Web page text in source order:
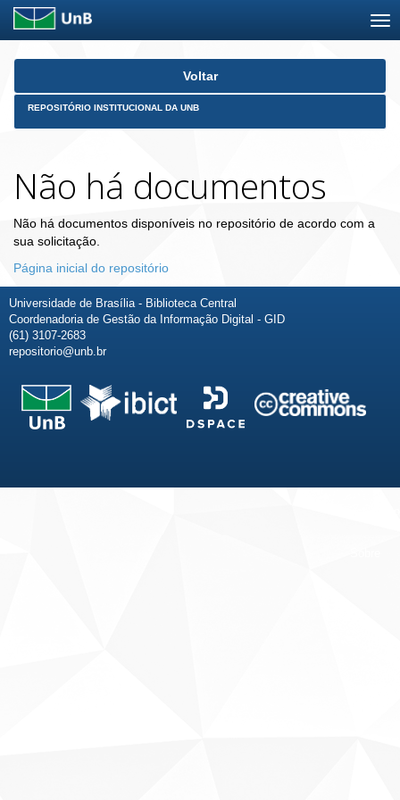
Skip
Voltar
REPOSITÓRIO INSTITUCIONAL DA UNB
Não há documentos
Não há documentos disponíveis no repositório de acordo com a
sua solicitação.
Página inicial do repositório
Universidade de Brasília - Biblioteca Central
Coordenadoria de Gestão da Informação Digital - GID
(61) 3107-2683
repositorio@unb.br